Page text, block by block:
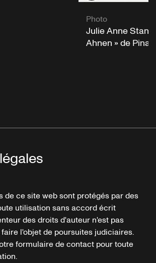
Photo
Julie Anne
Ahnen » de Pina
de ce site web sont protégés par des
utilisation sans accord écrit
des droits d'auteur n'est pas
l'objet de poursuites judiciaires.
formulaire de contact pour toute